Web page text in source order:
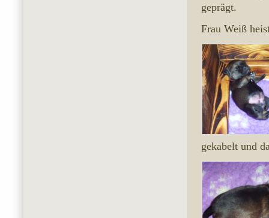
geprägt.
Frau Weiß
gekabelt und